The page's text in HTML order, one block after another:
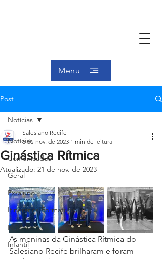
Menu
Post
Notícias
Comunicados
Geral
Ex-aluno
Itinerários Formativos
NAP
Infantil
Notícias
Ginástica Rítmica
Salesiano Recife
6 de nov. de 2023 1 min de leitura
Atualizado: 21 de nov. de 2023
As meninas da Ginástica Rítmica do
Salesiano Recife brilharam e foram